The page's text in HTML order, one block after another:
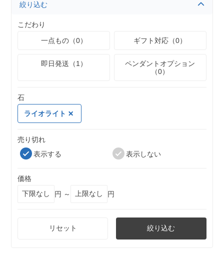
絞り込む
こだわり
一点もの（0）
ギフト対応（0）
即日発送（1）
ペンダントオプション
（0）
石
ライオライト
売り切れ
表示する
表示しない
価格
円 ～
円
リセット 絞り込む